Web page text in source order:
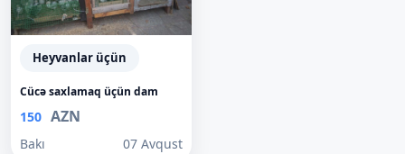
Heyvanlar üçün
Cücə saxlamaq üçün dam
150 AZN
Bakı 07 Avqust